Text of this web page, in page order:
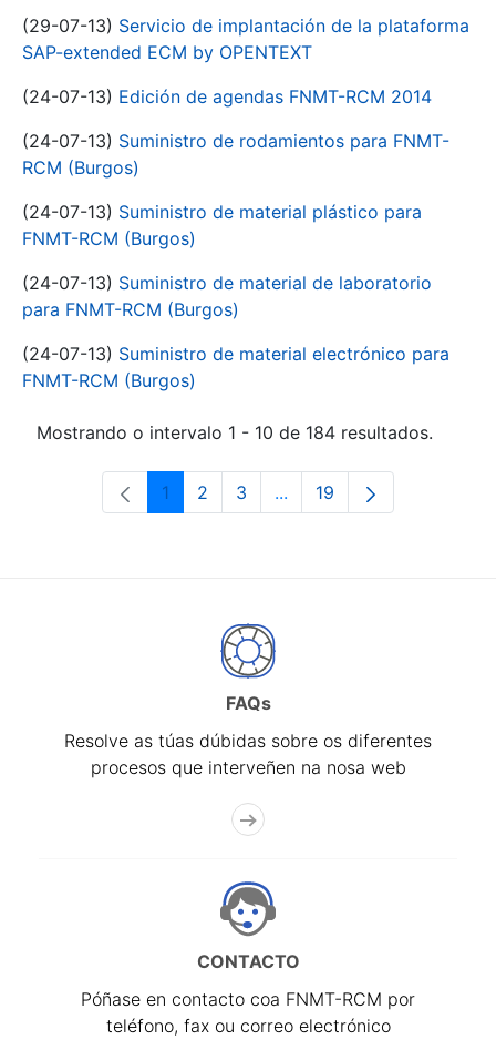
(29-07-13) Servicio de implantación de la plataforma
SAP-extended ECM by OPENTEXT
(24-07-13) Edición de agendas FNMT-RCM 2014
(24-07-13) Suministro de rodamientos para FNMT-
RCM (Burgos)
(24-07-13) Suministro de material plástico para
FNMT-RCM (Burgos)
(24-07-13) Suministro de material de laboratorio
para FNMT-RCM (Burgos)
(24-07-13) Suministro de material electrónico para
FNMT-RCM (Burgos)
Mostrando o intervalo 1 - 10 de 184 resultados.
Páxina
1 Páxina
2 Páxina
3 ...Páxinas intermedias Use
Páxina
19
FAQs
Resolve as túas dúbidas sobre os diferentes
procesos que interveñen na nosa web
CONTACTO
Póñase en contacto coa FNMT-RCM por
teléfono, fax ou correo electrónico